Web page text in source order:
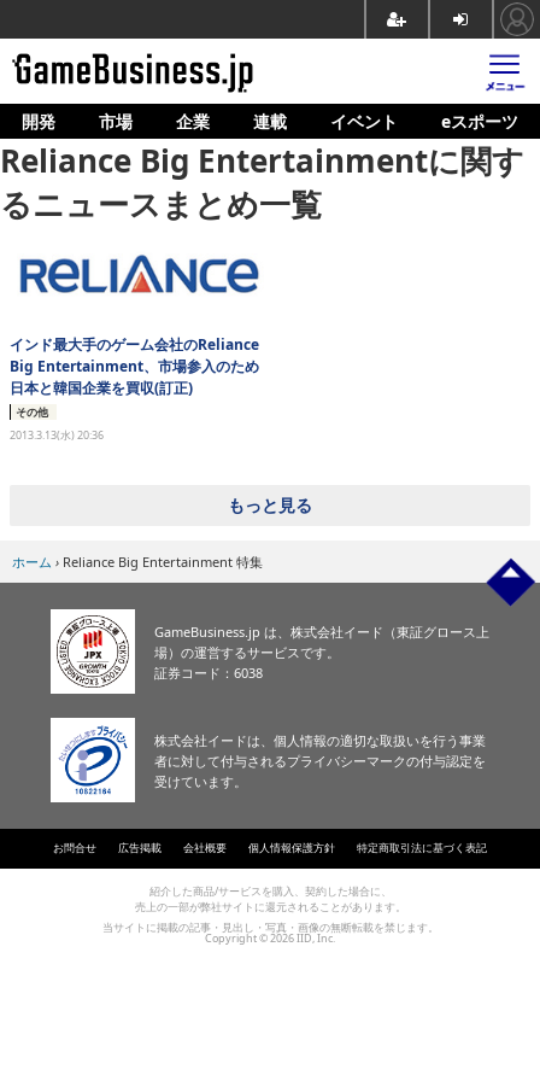
ホーム
ゲーム開発
市場
マネタイズ
人材育成
産業政策
eスポーツ
開発 市場 企業 連載 イベント eスポーツ
Reliance Big Entertainmentに関す
るニュースまとめ一覧
インド最大手のゲーム会社のReliance
Big Entertainment、市場参入のため
日本と韓国企業を買収(訂正)
その他
2013.3.13(水) 20:36
もっと見る
ホーム › Reliance Big Entertainment 特集
GameBusiness.jp は、株式会社イード（東証グロース上
場）の運営するサービスです。
証券コード：6038
株式会社イードは、個人情報の適切な取扱いを行う事業
者に対して付与されるプライバシーマークの付与認定を
受けています。
お問合せ 広告掲載 会社概要 個人情報保護方針 特定商取引法に基づく表記
紹介した商品/サービスを購入、契約した場合に、
売上の一部が弊社サイトに還元されることがあります。
当サイトに掲載の記事・見出し・写真・画像の無断転載を禁じます。
Copyright © 2026 IID, Inc.